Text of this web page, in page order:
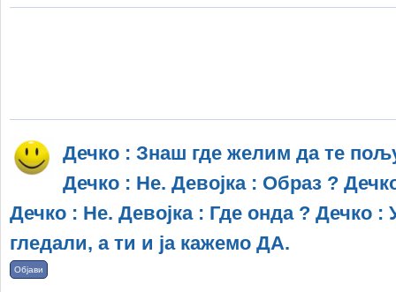
Дечко : Знаш где желим да те
Дечко : Не. Девојка : Образ ?
Дечко : Не. Девојка : Где онда ? Дечко :
гледали, а ти и ја кажемо ДА.
Објави